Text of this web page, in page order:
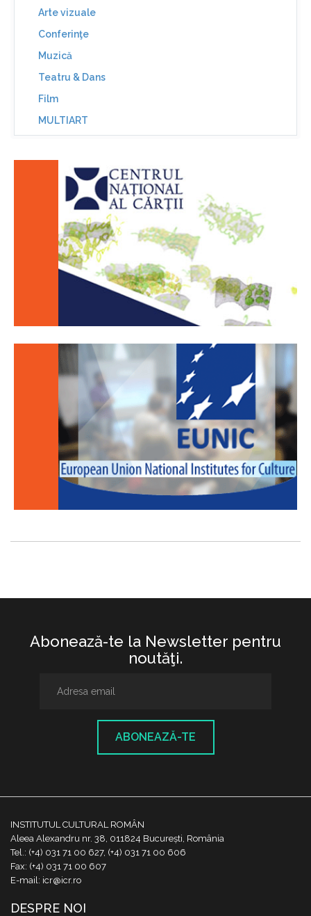
Arte vizuale
Conferinţe
Muzică
Teatru & Dans
Film
MULTIART
Abonează-te la Newsletter pentru
noutăţi.
ABONEAZĂ-TE
INSTITUTUL CULTURAL ROMÂN
Aleea Alexandru nr. 38, 011824 București, România
Tel.: (+4) 031 71 00 627, (+4) 031 71 00 606
Fax: (+4) 031 71 00 607
E-mail: icr@icr.ro
DESPRE NOI